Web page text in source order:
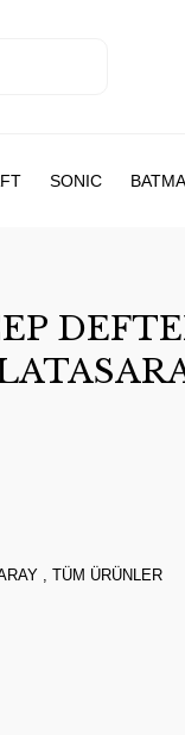
SONIC
, TÜM ÜRÜNLER